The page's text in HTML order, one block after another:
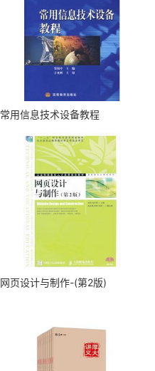
常用信息技术设备教程
网页设计与制作-(第2版)